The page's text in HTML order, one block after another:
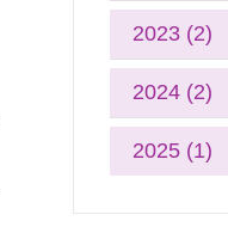
2023 (2)
2024 (2)
2025 (1)